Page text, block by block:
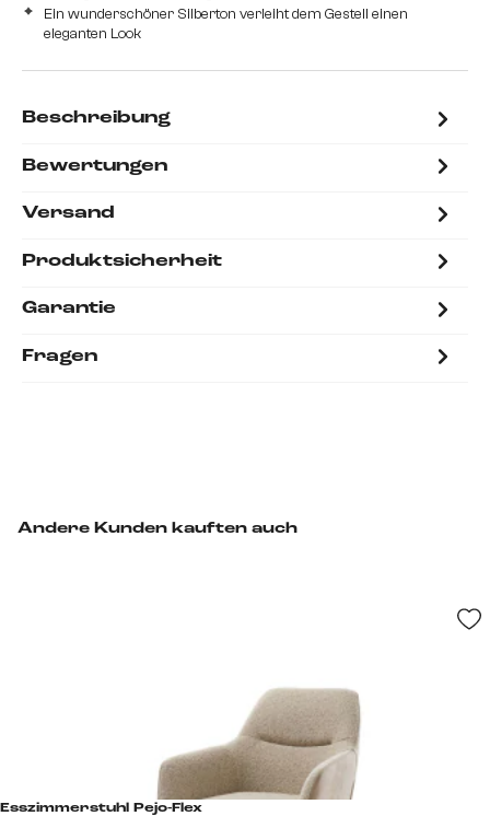
Ein wunderschöner Silberton verleiht dem Gestell einen
eleganten Look
Beschreibung
Bewertungen
Versand
Produktsicherheit
Garantie
Fragen
Andere Kunden kauften auch
Esszimmerstuhl Pejo-Flex